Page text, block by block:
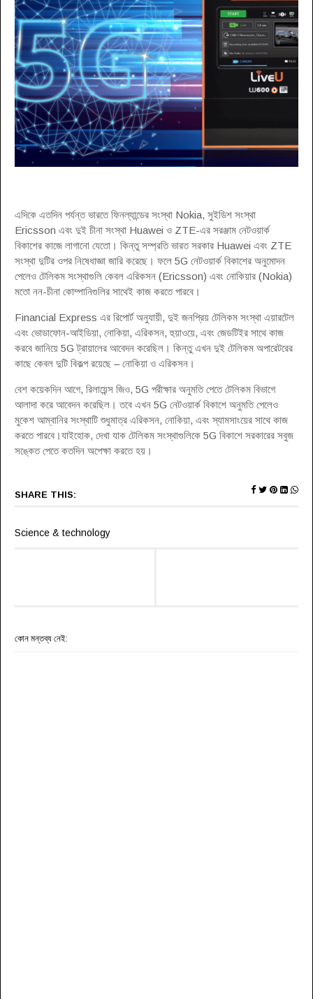
এদিকে এতদিন পর্যন্ত ভারতে ফিনল্যান্ডের সংস্থা Nokia, সুইডিশ সংস্থা
Ericsson এবং দুই চীনা সংস্থা Huawei ও ZTE-এর সরঞ্জাম নেটওয়ার্ক
বিকাশের কাজে লাগানো যেতো। কিন্তু সম্প্রতি ভারত সরকার Huawei এবং ZTE
সংস্থা দুটির ওপর নিষেধাজ্ঞা জারি করেছে। ফলে 5G নেটওয়ার্ক বিকাশের অনুমোদন
পেলেও টেলিকম সংস্থাগুলি কেবল এরিকসন (Ericsson) এবং নোকিয়ার (Nokia)
মতো নন-চীনা কোম্পানিগুলির সাথেই কাজ করতে পারবে।
Financial Express এর রিপোর্ট অনুযায়ী, দুই জনপ্রিয় টেলিকম সংস্থা এয়ারটেল
এবং ভোডাফোন-আইডিয়া, নোকিয়া, এরিকসন, হুয়াওয়ে, এবং জেডটিইর সাথে কাজ
করবে জানিয়ে 5G ট্রায়ালের আবেদন করেছিল। কিন্তু এখন দুই টেলিকম অপারেটরের
কাছে কেবল দুটি বিকল্প রয়েছে – নোকিয়া ও এরিকসন।
বেশ কয়েকদিন আগে, রিলায়েন্স জিও, 5G পরীক্ষার অনুমতি পেতে টেলিকম বিভাগে
আলাদা করে আবেদন করেছিল। তবে এখন 5G নেটওয়ার্ক বিকাশে অনুমতি পেলেও
মুকেশ আম্বানির সংস্থাটি শুধুমাত্র এরিকসন, নোকিয়া, এবং স্যামসাংয়ের সাথে কাজ
করতে পারবে।যাইহোক, দেখা যাক টেলিকম সংস্থাগুলিকে 5G বিকাশে সরকারের সবুজ
সঙ্কেত পেতে কতদিন অপেক্ষা করতে হয়।
SHARE THIS:
Science & technology
কোন মন্তব্য নেই: